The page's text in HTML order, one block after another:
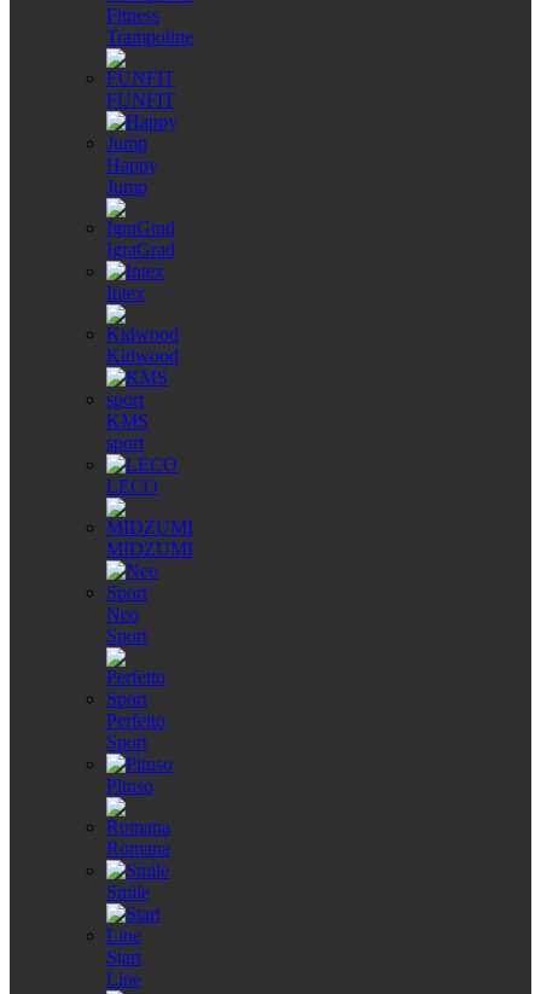
Fitness
Trampoline
FUNFIT
Happy
Jump
IgraGrad
Intex
Kidwood
KMS
sport
LECO
MIDZUMI
Neo
Sport
Perfetto
Sport
Pituso
Romana
Smile
Start
Line